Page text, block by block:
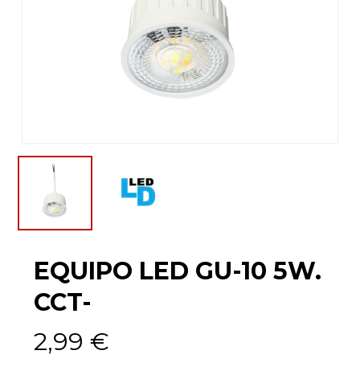
EQUIPO LED GU-10 5W.
CCT-
2,99 €